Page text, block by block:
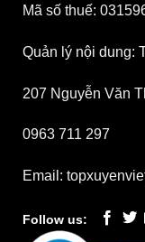
Mã số thuế:
Quản lý nội dung:
207 Nguyễn Văn
0963 711 297
Email:
Follow us: